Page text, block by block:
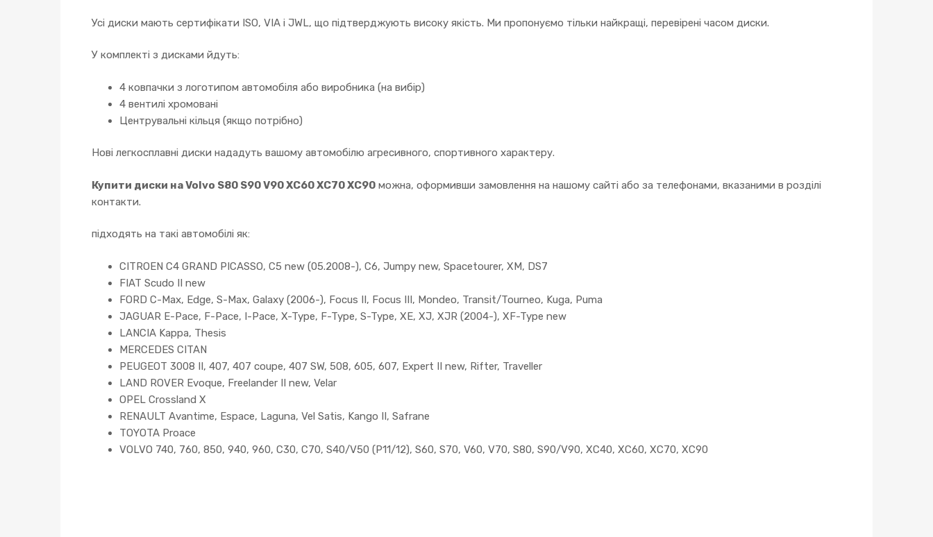
Усі диски мають сертифікати ISO, VIA і JWL, що підтверджують високу якість. Ми пропонуємо тільки найкращі, перевірені часом диски.
У комплекті з дисками йдуть:
4 ковпачки з логотипом автомобіля або виробника (на вибір)
4 вентилі хромовані
Центрувальні кільця (якщо потрібно)
Нові легкосплавні диски нададуть вашому автомобілю агресивного, спортивного характеру.
Купити диски на Volvo S80 S90 V90 XC60 XC70 XC90 можна, оформивши замовлення на нашому сайті або за телефонами, вказаними в розділі
контакти.
підходять на такі автомобілі як:
CITROEN C4 GRAND PICASSO, C5 new (05.2008-), C6, Jumpy new, Spacetourer, XM, DS7
FIAT Scudo II new
FORD C-Max, Edge, S-Max, Galaxy (2006-), Focus II, Focus III, Mondeo, Transit/Tourneo, Kuga, Puma
JAGUAR E-Pace, F-Pace, I-Pace, X-Type, F-Type, S-Type, XE, XJ, XJR (2004-), XF-Type new
LANCIA Kappa, Thesis
MERCEDES CITAN
PEUGEOT 3008 II, 407, 407 coupe, 407 SW, 508, 605, 607, Expert II new, Rifter, Traveller
LAND ROVER Evoque, Freelander II new, Velar
OPEL Crossland X
RENAULT Avantime, Espace, Laguna, Vel Satis, Kango II, Safrane
TOYOTA Proace
VOLVO 740, 760, 850, 940, 960, C30, C70, S40/V50 (P11/12), S60, S70, V60, V70, S80, S90/V90, XC40, XC60, XC70, XC90